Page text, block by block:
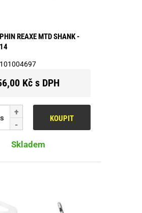
REAXE MTD SHANK -
101004697
Kč s DPH
KOUPIT
Skladem